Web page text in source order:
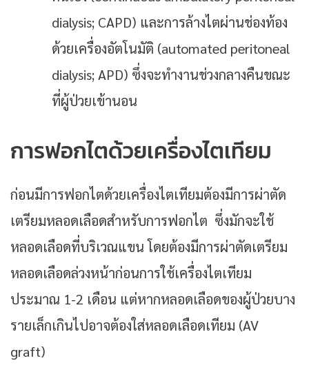
dialysis; CAPD) และการล้างไตผ่านช่องท้อง
ด้วยเครื่องอัตโนมัติ (automated peritoneal
dialysis; APD) ซึ่งจะทำงานช่วงกลางคืนขณะ
ที่ผู้ป่วยเข้านอน
การฟอกไตด้วยเครื่องไตเทียม
ก่อนมีการฟอกไตด้วยเครื่องไตเทียมต้องมีการผ่าตัด
เตรียมหลอดเลือดสำหรับการฟอกไต ซึ่งมักจะใช้
หลอดเลือดที่บริเวณแขน โดยต้องมีการผ่าตัดเตรียม
หลอดเลือดล่วงหน้าก่อนการใช้เครื่องไตเทียม
ประมาณ 1-2 เดือน แต่หากหลอดเลือดของผู้ป่วยบาง
รายเล็กเกินไปอาจต้องใส่หลอดเลือดเทียม (AV
graft)